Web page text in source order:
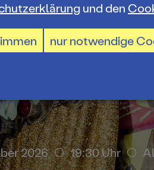
Spielplan
Repertoire
Konzerte
Ticketkauf
BTU-
Ensemble
Jobs und
2026 19:30 Uhr
14:30 Uhr
und den
nur notwendige